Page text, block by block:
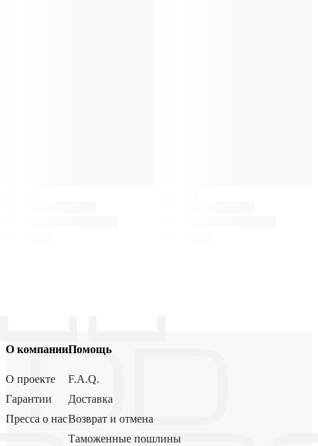
О компании
О проекте
Гарантии
Пресса о нас
Помощь
F.A.Q.
Доставка
Возврат и отмена
Таможенные пошлины